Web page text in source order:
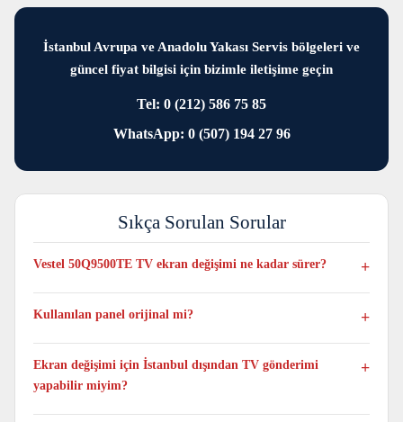
İstanbul Avrupa ve Anadolu Yakası Servis bölgeleri ve
güncel fiyat bilgisi için bizimle iletişime geçin
Tel: 0 (212) 586 75 85
WhatsApp: 0 (507) 194 27 96
Sıkça Sorulan Sorular
Vestel 50Q9500TE TV ekran değişimi ne kadar sürer?
Genellikle aynı gün tamamlanır, yoğunluğa ve anlık stok
durumuna bağlı olarak en fazla 1 veya 3 iş günü sürebilir
Kullanılan panel orijinal mi?
Evet. Vestel 50Q9500TE modeli için yalnızca bu modele uygun
orijinal ve sıfır paneller kullanılmaktadır.
Ekran değişimi için İstanbul dışından TV gönderimi
yapabilir miyim?
Evet. Taşıma ücret ve sorumluluğu tarafınıza ait olacak şekilde